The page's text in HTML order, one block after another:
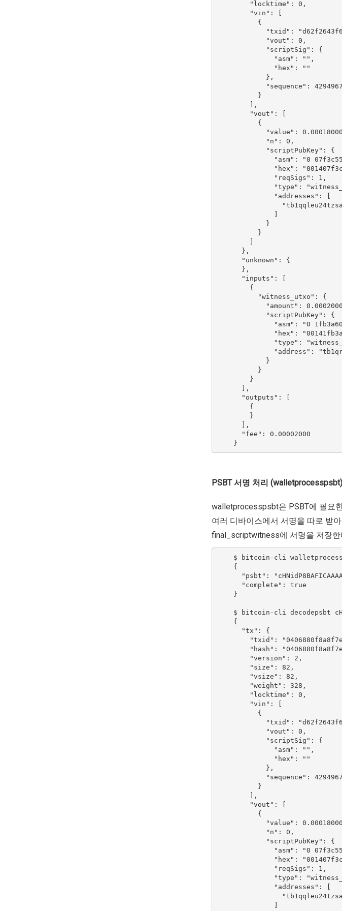
        "locktime": 0,
        "vin": [
          {
"txid":
            "vout": 0,
            "scriptSig": {
              "asm": "",
              "hex": ""
            },
"sequence":
          }
        ],
        "vout": [
          {
"value":
            "n": 0,
            "scriptPubKey": {
"asm": "0
"hex":
              "reqSigs": 1,
"type":
              "addresses": [
              ]
            }
          }
        ]
      },
      "unknown": {
      },
      "inputs": [
        {
          "witness_utxo": {
"amount":
            "scriptPubKey": {
"asm": "0
"hex":
"type":
"address":
            }
          }
        }
      ],
      "outputs": [
        {
        }
      ],
      "fee": 0.00002000
PSBT 서명 처리 (walletprocesspsbt)
walletprocesspsbt은 PSBT에 필요
여러 디바이스에서 서명을 따로 받
final_scriptwitness에 서명을 저장한
$ bitcoin-cli
    {
"psbt":
      "complete": true
    }
$ bitcoin-cli decodepsbt
    {
      "tx": {
"txid":
"hash":
        "version": 2,
        "size": 82,
        "vsize": 82,
        "weight": 328,
        "locktime": 0,
        "vin": [
          {
"txid":
            "vout": 0,
            "scriptSig": {
              "asm": "",
              "hex": ""
            },
"sequence":
          }
        ],
        "vout": [
          {
"value":
            "n": 0,
            "scriptPubKey": {
"asm": "0
"hex":
              "reqSigs": 1,
"type":
              "addresses": [
              ]